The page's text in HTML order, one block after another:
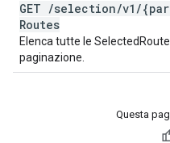
GET /selection/v1 /
Routes
Elenca tutte le
paginazione.
Questa